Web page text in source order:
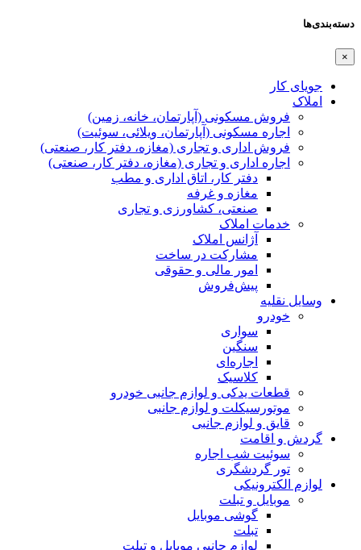
دسته‌بندی‌ها
×
جویای کار
املاک
فروش مسکونی (آپارتمان، خانه، زمین)
اجاره مسکونی (آپارتمان، ویلائی، سوئیت)
فروش اداری و تجاری (مغازه، دفتر کار، صنعتی)
اجاره اداری و تجاری (مغازه، دفتر کار، صنعتی)
دفتر کار، اتاق اداری و مطب
مغازه و غرفه
صنعتی،‌ کشاورزی و تجاری
خدمات املاک
آژانس املاک
مشارکت در ساخت
امور مالی و حقوقی
پیش‌فروش
وسایل نقلیه
خودرو
سواری
سنگین
اجاره‌ای
کلاسیک
قطعات یدکی و لوازم جانبی خودرو
موتورسیکلت و لوازم جانبی
قایق و لوازم جانبی
گردش و اقامت
سوئیت شب اجاره
تور گردشگری
لوازم الکترونیکی
موبایل و تبلت
گوشی موبایل
تبلت
لوازم جانبی موبایل و تبلت